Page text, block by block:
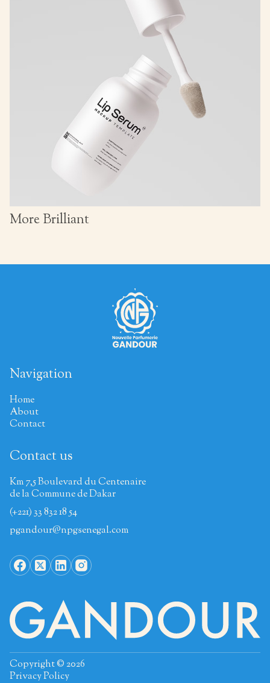
More Brilliant
Navigation
Home
About
Contact
Contact us
Km 7,5 Boulevard du Centenaire
de la Commune de Dakar
(+221) 33 832 18 54
pgandour@npgsenegal.com
Copyright © 2026
Privacy Policy